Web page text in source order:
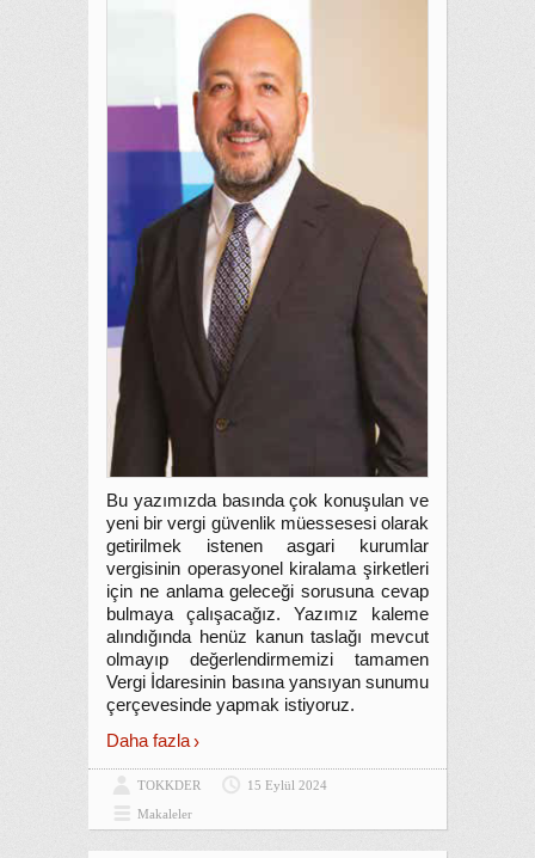
Bu yazımızda basında çok konuşulan ve
yeni bir vergi güvenlik müessesesi olarak
getirilmek istenen asgari kurumlar
vergisinin operasyonel kiralama şirketleri
için ne anlama geleceği sorusuna cevap
bulmaya çalışacağız. Yazımız kaleme
alındığında henüz kanun taslağı mevcut
olmayıp değerlendirmemizi tamamen
Vergi İdaresinin basına yansıyan sunumu
çerçevesinde yapmak istiyoruz.
Daha fazla
TOKKDER
15 Eylül 2024
Makaleler